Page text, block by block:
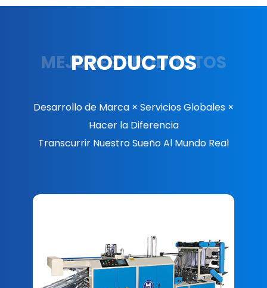
MEJORES PRODUCTOS
PRODUCTOS
Desarrollo de Marca × Servicios Globales ×
Hacer la Diferencia
Transcurrir Nuestro Sueño Al Mundo Real